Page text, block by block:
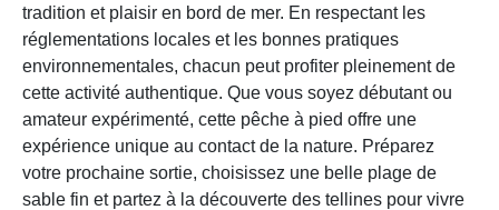
tradition et plaisir en bord de mer. En respectant les
réglementations locales et les bonnes pratiques
environnementales, chacun peut profiter pleinement de
cette activité authentique. Que vous soyez débutant ou
amateur expérimenté, cette pêche à pied offre une
expérience unique au contact de la nature. Préparez
votre prochaine sortie, choisissez une belle plage de
sable fin et partez à la découverte des tellines pour vivre